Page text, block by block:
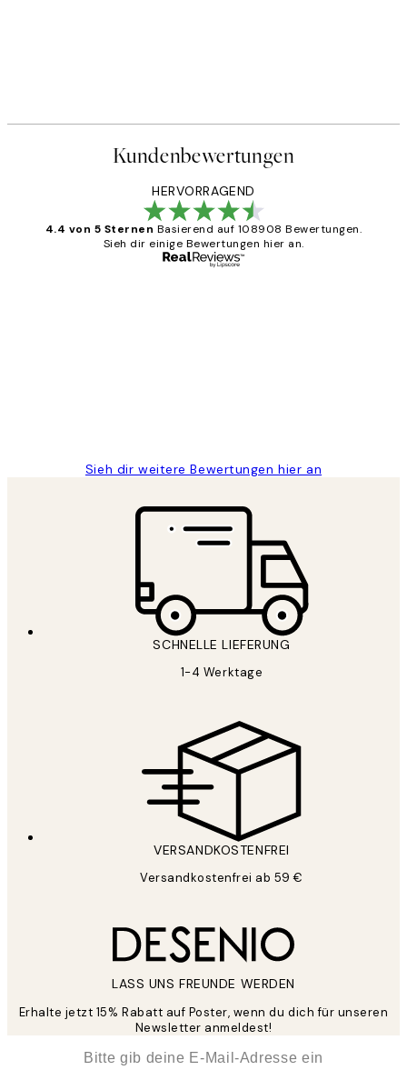
Kundenbewertungen
HERVORRAGEND
4.4 von 5 Sternen Basierend auf 108908 Bewertungen.
Sieh dir einige Bewertungen hier an.
Sieh dir weitere Bewertungen hier an
SCHNELLE LIEFERUNG
1-4 Werktage
VERSANDKOSTENFREI
Versandkostenfrei ab 59 €
LASS UNS FREUNDE WERDEN
Erhalte jetzt 15% Rabatt auf Poster, wenn du dich für unseren
Newsletter anmeldest!